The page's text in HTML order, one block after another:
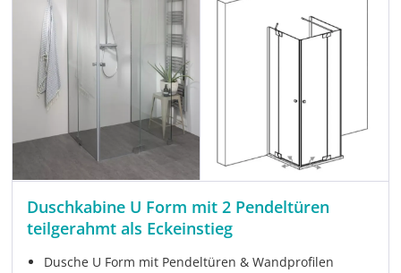
Duschkabine U Form mit 2 Pendeltüren
teilgerahmt als Eckeinstieg
Dusche U Form mit Pendeltüren & Wandprofilen